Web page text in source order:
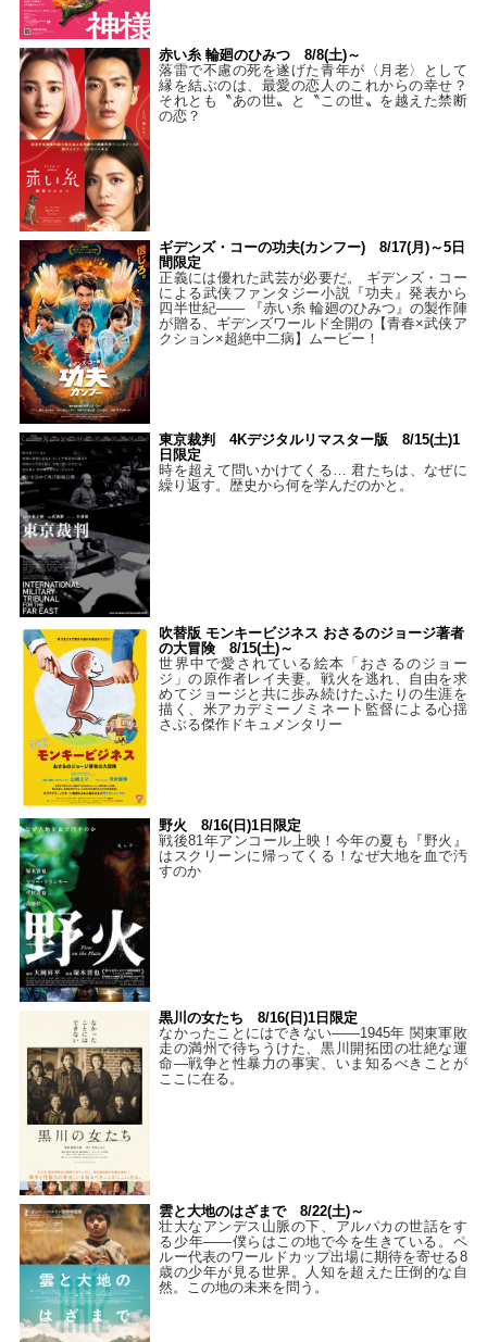
赤い糸 輪廻のひみつ 8/8(土)～
落雷で不慮の死を遂げた青年が〈月老〉として
縁を結ぶのは、最愛の恋人のこれからの幸せ？
それとも〝あの世〟と〝この世〟を越えた禁断
の恋？
ギデンズ・コーの功夫(カンフー) 8/17(月)～5日
間限定
正義には優れた武芸が必要だ。 ギデンズ・コー
による武侠ファンタジー小説『功夫』発表から
四半世紀―― 『赤い糸 輪廻のひみつ』の製作陣
が贈る、ギデンズワールド全開の【青春×武侠ア
クション×超絶中二病】ムービー！
東京裁判 4Kデジタルリマスター版 8/15(土)1
日限定
時を超えて問いかけてくる… 君たちは、なぜに
繰り返す。歴史から何を学んだのかと。
吹替版 モンキービジネス おさるのジョージ著者
の大冒険 8/15(土)～
世界中で愛されている絵本「おさるのジョー
ジ」の原作者レイ夫妻。戦火を逃れ、自由を求
めてジョージと共に歩み続けたふたりの生涯を
描く、米アカデミーノミネート監督による心揺
さぶる傑作ドキュメンタリー
野火 8/16(日)1日限定
戦後81年アンコール上映！今年の夏も『野火』
はスクリーンに帰ってくる！なぜ大地を血で汚
すのか
黒川の女たち 8/16(日)1日限定
なかったことにはできない——1945年 関東軍敗
走の満州で待ちうけた、黒川開拓団の壮絶な運
命―戦争と性暴力の事実、いま知るべきことが
ここに在る。
雲と大地のはざまで 8/22(土)～
壮大なアンデス山脈の下、アルパカの世話をす
る少年――僕らはこの地で今を生きている。ペ
ルー代表のワールドカップ出場に期待を寄せる8
歳の少年が見る世界。人知を超えた圧倒的な自
然。この地の未来を問う。